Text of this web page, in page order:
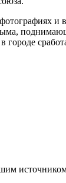
и
городе